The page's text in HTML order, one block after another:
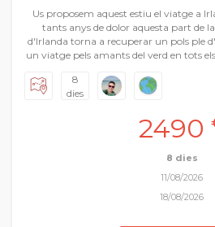
Us proposem aquest estiu el viatge a
tants anys de dolor aquesta part de
d'Irlanda torna a recuperar un pols ple
un viatge pels amants del verd en tots
penya-segats, de boscos de pel·lícula, o
sèrie. Un viatge que ens portarà a
cristianisme més intens i primitiu, de
oblidat dels pubs perduts en poblets
reines indiscutibles mentre s'arregla el
de records.
8
dies
2490
8 dies
11/08/2026
18/08/2026